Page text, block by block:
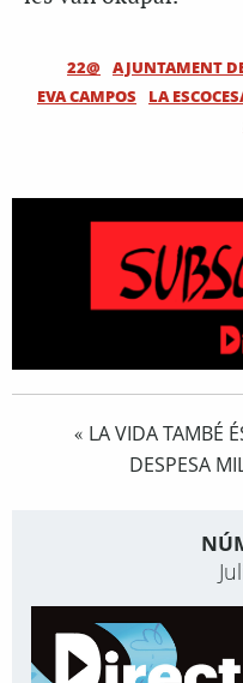
22@ AJUNTAMENT
EVA CAMPOS
LA
« LA VIDA TAMBÉ
DESPESA